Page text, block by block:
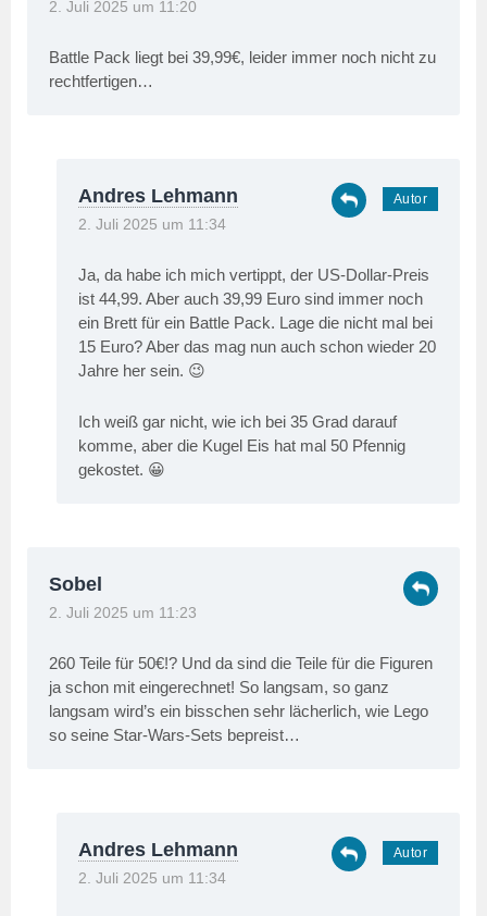
2. Juli 2025 um 11:20
Battle Pack liegt bei 39,99€, leider immer noch nicht zu
rechtfertigen…
Andres Lehmann
2. Juli 2025 um 11:34
Ja, da habe ich mich vertippt, der US-Dollar-Preis
ist 44,99. Aber auch 39,99 Euro sind immer noch
ein Brett für ein Battle Pack. Lage die nicht mal bei
15 Euro? Aber das mag nun auch schon wieder 20
Jahre her sein. 😉
Ich weiß gar nicht, wie ich bei 35 Grad darauf
komme, aber die Kugel Eis hat mal 50 Pfennig
gekostet. 😀
Sobel
2. Juli 2025 um 11:23
260 Teile für 50€!? Und da sind die Teile für die Figuren
ja schon mit eingerechnet! So langsam, so ganz
langsam wird’s ein bisschen sehr lächerlich, wie Lego
so seine Star-Wars-Sets bepreist…
Andres Lehmann
2. Juli 2025 um 11:34